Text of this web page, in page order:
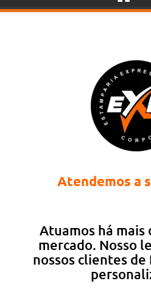
Atendemos a
Atuamos há mais
mercado. Nosso
nossos clientes